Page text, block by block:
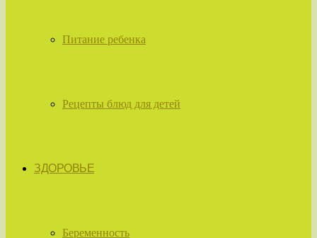
Питание ребенка
Рецепты блюд для детей
ЗДОРОВЬЕ
Беременность